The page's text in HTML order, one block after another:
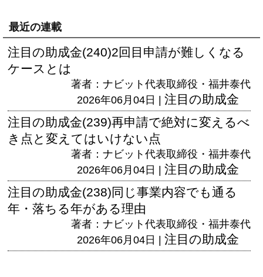
最近の連載
注目の助成金(240)2回目申請が難しくなる
ケースとは
著者：ナビット代表取締役・福井泰代
2026年06月04日 | 注目の助成金
注目の助成金(239)再申請で絶対に変えるべ
き点と変えてはいけない点
著者：ナビット代表取締役・福井泰代
2026年06月04日 | 注目の助成金
注目の助成金(238)同じ事業内容でも通る
年・落ちる年がある理由
著者：ナビット代表取締役・福井泰代
2026年06月04日 | 注目の助成金